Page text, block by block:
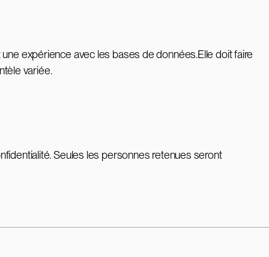
expérience avec les bases de données.Elle doit faire
variée.
Seules les personnes retenues seront